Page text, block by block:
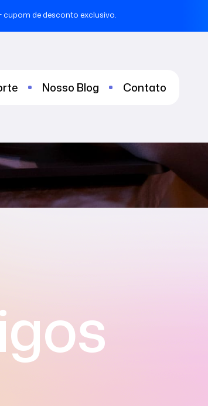
cupom de desconto exclusivo.
Nosso Blog Contato